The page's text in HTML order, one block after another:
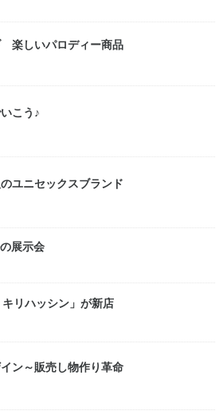
楽しいパロディー商品
こう♪
ユニセックスブランド
展示会
リハッシン」が新店
ン～販売し物作り革命